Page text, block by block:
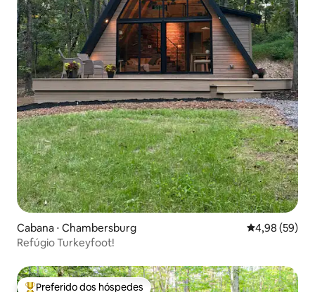
Cabana ⋅ Chambersburg 4,98 de uma
4,98 (59)
Refúgio Turkeyfoot!
Preferido dos hóspedes